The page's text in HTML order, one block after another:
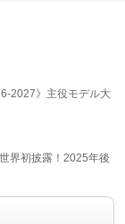
2027》主役モデル大
界初披露！2025年後